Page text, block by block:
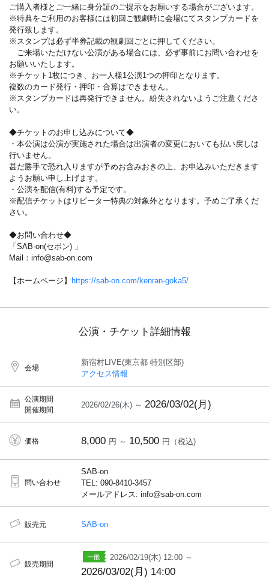
ご購入者様とご一緒に身分証のご提示をお願いする場合がございます。
※特典をご利用のお客様には初回ご観劇時に会場にてスタンプカードを
発行致します。
※スタンプは必ず半券記載の観劇回ごとに押してください。
ご来場いただけない公演がある場合には、必ず事前にお問い合わせを
お願いいたします。
※チケット1枚につき、お一人様1公演1つの押印となります。
複数のカード発行・押印・合算はできません。
※スタンプカードは再発行できません。紛失されないようご注意くださ
い。
◆チケットのお申し込みについて◆
・本公演は公演が実施された場合は出演者の変更においても払い戻しは
行いません。
甚だ勝手で恐れ入りますが予めお含みおきの上、お申込みいただきます
ようお願い申し上げます。
・公演を配信(有料)する予定です。
※配信チケットはリピーター特典の対象外となります。予めご了承くだ
さい。
◆お問い合わせ◆
「SAB-on(セボン) 」
Mail：info@sab-on.com
【ホームページ】 https://sab-on.com/kenran-goka5/
公演・チケット詳細情報
会場
新宿村LIVE(東京都 特別区部)
アクセス情報
公演期間
開催期間
2026/02/26(木) ～ 2026/03/02(月)
価格 8,000 円 ～ 10,500 円（税込)
問い合わせ
SAB-on
TEL: 090-8410-3457
メールアドレス: info@sab-on.com
販売元 SAB-on
販売期間
2026/02/19(木) 12:00 ～
2026/03/02(月) 14:00